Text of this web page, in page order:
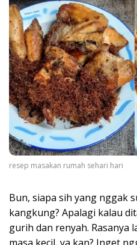
resep masakan rumah sehari hari
Bun, siapa sih yang nggak
kangkung? Apalagi kalau
gurih dan renyah. Rasanya